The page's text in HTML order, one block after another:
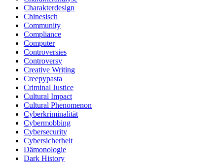
Charakterdesign
Chinesisch
Community
Compliance
Computer
Controversies
Controversy
Creative Writing
Creepypasta
Criminal Justice
Cultural Impact
Cultural Phenomenon
Cyberkriminalität
Cybermobbing
Cybersecurity
Cybersicherheit
Dämonologie
Dark History